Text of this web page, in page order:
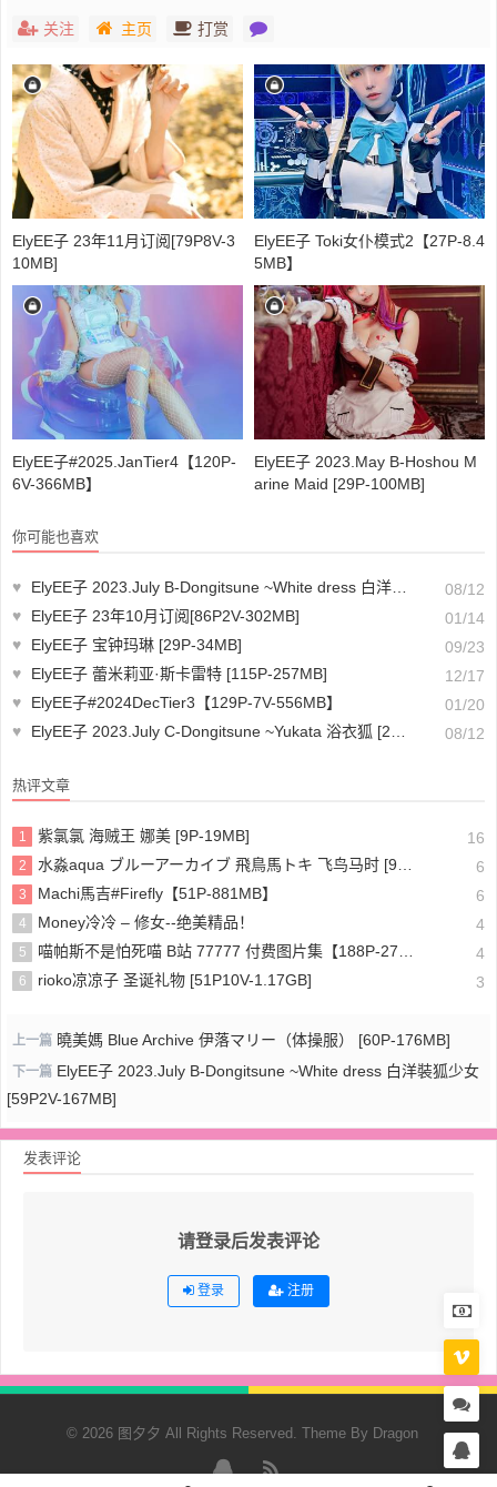
关注 主页 打赏
ElyEE子 23年11月订阅[79P8V-3
10MB]
ElyEE子 Toki女仆模式2【27P-8.4
5MB】
ElyEE子#2025.JanTier4【120P-
6V-366MB】
ElyEE子 2023.May B-Hoshou M
arine Maid [29P-100MB]
你可能也喜欢
♥ ElyEE子 2023.July B-Dongitsune ~White dress 白洋裝狐少女 [59P2V-167MB]
08/12
♥
ElyEE子 23年10月订阅[86P2V-302MB]
01/14
♥
ElyEE子 宝钟玛琳 [29P-34MB]
09/23
♥
ElyEE子 蕾米莉亚·斯卡雷特 [115P-257MB]
12/17
♥
ElyEE子#2024DecTier3【129P-7V-556MB】
01/20
♥
ElyEE子 2023.July C-Dongitsune ~Yukata 浴衣狐 [26P1V-132MB] 08/12
热评文章
1 紫氯氯 海贼王 娜美 [9P-19MB] 16
2 水淼aqua ブルーアーカイブ 飛鳥馬トキ 飞鸟马时 [91P-96MB] 6
3 Machi馬吉#Firefly【51P-881MB】 6
4 Money冷冷 – 修女--绝美精品！ 4
5 喵帕斯不是怕死喵 B站 77777 付费图片集【188P-275MB】 4
6 rioko凉凉子 圣诞礼物 [51P10V-1.17GB] 3
上一篇 曉美媽 Blue Archive 伊落マリー（体操服） [60P-176MB]
下一篇 ElyEE子 2023.July B-Dongitsune ~White dress 白洋裝狐少女
[59P2V-167MB]
发表评论
请登录后发表评论
登录 注册
© 2026 图夕夕 All Rights Reserved. Theme By Dragon